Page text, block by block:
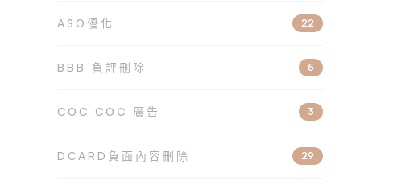
ASO優化 22
BBB 負評刪除 5
COC COC 廣告 3
DCARD負面內容刪除 29